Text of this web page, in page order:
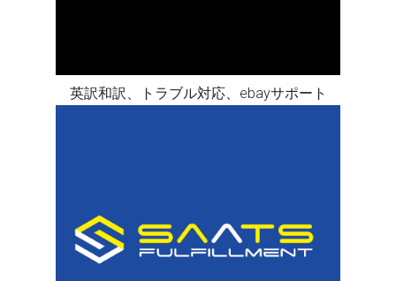
英訳和訳、トラブル対応、ebayサポート